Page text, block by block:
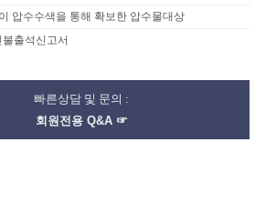
압수수색을 통해 확보한 압수물대상
출석신고서
빠른상담 및 문의 :
회원전용 Q&A ☞